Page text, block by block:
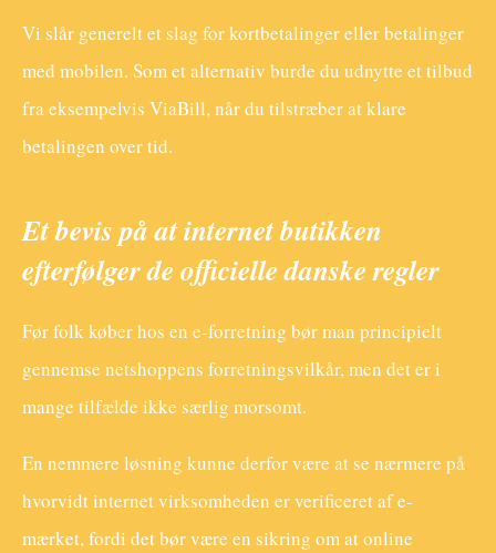
Vi slår generelt et slag for kortbetalinger eller betalinger
med mobilen. Som et alternativ burde du udnytte et tilbud
fra eksempelvis ViaBill, når du tilstræber at klare
betalingen over tid.
Et bevis på at internet butikken
efterfølger de officielle danske regler
Før folk køber hos en e-forretning bør man principielt
gennemse netshoppens forretningsvilkår, men det er i
mange tilfælde ikke særlig morsomt.
En nemmere løsning kunne derfor være at se nærmere på
hvorvidt internet virksomheden er verificeret af e-
mærket, fordi det bør være en sikring om at online